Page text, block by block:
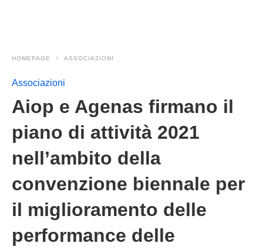
HOMEPAGE ASSOCIAZIONI
Associazioni
Aiop e Agenas firmano il
piano di attività 2021
nell’ambito della
convenzione biennale per
il miglioramento delle
performance delle